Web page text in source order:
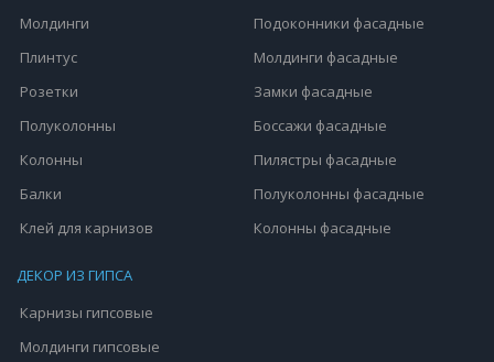
Молдинги
Плинтус
Розетки
Полуколонны
Колонны
Балки
Клей для карнизов
Подоконники фасадные
Молдинги фасадные
Замки фасадные
Боссажи фасадные
Пилястры фасадные
Полуколонны фасадные
Колонны фасадные
ДЕКОР ИЗ ГИПСА
Карнизы гипсовые
Молдинги гипсовые